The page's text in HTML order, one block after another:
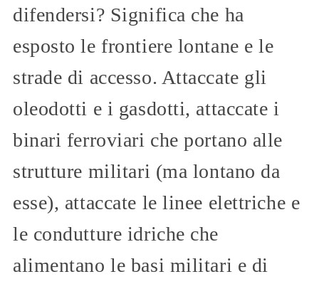
difendersi? Significa che ha
esposto le frontiere lontane e le
strade di accesso. Attaccate gli
oleodotti e i gasdotti, attaccate i
binari ferroviari che portano alle
strutture militari (ma lontano da
esse), attaccate le linee elettriche e
le condutture idriche che
alimentano le basi militari e di